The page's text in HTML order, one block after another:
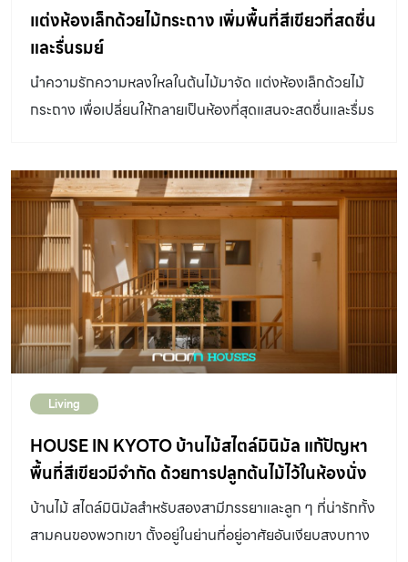
หน้าต่างสี่เหลี่ยมที่ถูกปกคลุมด้วยม่านไม้เลื้อย ตัดกับตัวอาคา
รโมเดิร์นสีขาวทรงกล่องขนาด 3 ชั้น และเมื่อเข้ามาด้านในตัว
รับประทานอาหารเข้าด้วยกันแบบโอเพ่นสเปซ ทั้งยังสามารถ
เชื่อมต่อกับสวนภายนอกผ่านบานเลื่อนกระจกขนาดใหญ่ที่เปิด
เรือนยอดสูงชะลูดขึ้นไปตามความสูงของบันไดที่ออกแบบเป็น
โถงดับเบิ้ลสเปซต่อเนื่องขึ้นไปจนถึงชั้นบนสุด ชั้น 2 ประกอบ
ด้วยห้องนอนส่วนตัวที่อยู่คนละฝั่งระหว่างช่องบันได ขณะ
ที่ทางเดินหน้าห้องยังไม่ลืมปลูกต้นไม้ไว้ด้วย เรียกว่าต้นไม้ได้
กลายเป็นส่วนหนึ่งของบ้านในทุก ๆ ชั้น ภายในห้องนอน
ออกแบบช่องเปิดของแต่ละห้อง ให้ปกคลุมไปด้วยไม้เลื้อยที่
พร้อมเกาะไปตามแนวลวด กลายเป็นม่านธรรมชาติสีเขียวสดที่
ช่วยพรางสายตาไปในตัว ดังนั้นเมื่อมองจากภายนอกจึงทำให้
เห็นช่องหน้าต่างเต็มไปด้วยต้นไม้สีเขียวที่แข่งกันเติบโต โผล่
สุดท้ายคือชั้น 3 พื้นที่ชั้นนี้มีจุดมุ่งหมายเพื่อสร้างสภาพ
แวดล้อมที่คล้ายกับป่า แม้จะอยู่ในร่มก็ตาม การปลูกต้นไม้ใน
ชั้นบนของบ้านให้ความรู้สึกแบบกึ่งเอ๊าต์ดอร์ รอบ ๆ ทั้งลม
และอากาศสามารถพัดผ่านได้สะดวก ขณะที่ด้านบนมุงด้วย
แต่งห้องเล็กด้วยไม้กระถาง เพิ่มพื้นที่สีเขียวที่สดชื่น
และรื่นรมย์
นำความรักความหลงใหลในต้นไม้มาจัด แต่งห้องเล็กด้วยไม้
กระถาง เพื่อเปลี่ยนให้กลายเป็นห้องที่สุดแสนจะสดชื่นและรื่มร
Living
HOUSE IN KYOTO บ้านไม้สไตล์มินิมัล แก้ปัญหา
พื้นที่สีเขียวมีจำกัด ด้วยการปลูกต้นไม้ไว้ในห้องนั่ง
เล่น
บ้านไม้ สไตล์มินิมัลสำหรับสองสามีภรรยาและลูก ๆ ที่น่ารักทั้ง
สามคนของพวกเขา ตั้งอยู่ในย่านที่อยู่อาศัยอันเงียบสงบทาง